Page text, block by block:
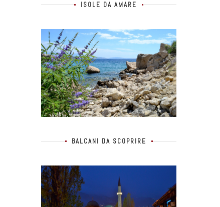
ISOLE DA AMARE
BALCANI DA SCOPRIRE